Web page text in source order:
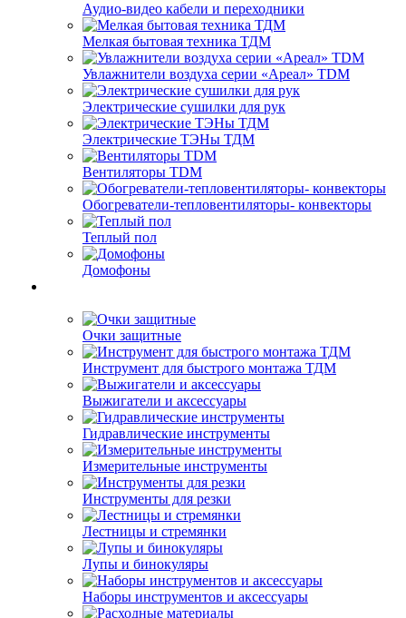
Аудио-видео кабели и переходники
Мелкая бытовая техника ТДМ
Увлажнители воздуха серии «Ареал» TDM
Электрические сушилки для рук
Электрические ТЭНы ТДМ
Вентиляторы TDM
Обогреватели-тепловентиляторы- конвекторы
Теплый пол
Домофоны
Очки защитные
Инструмент для быстрого монтажа ТДМ
Выжигатели и аксессуары
Гидравлические инструменты
Измерительные инструменты
Инструменты для резки
Лестницы и стремянки
Лупы и бинокуляры
Наборы инструментов и аксессуары